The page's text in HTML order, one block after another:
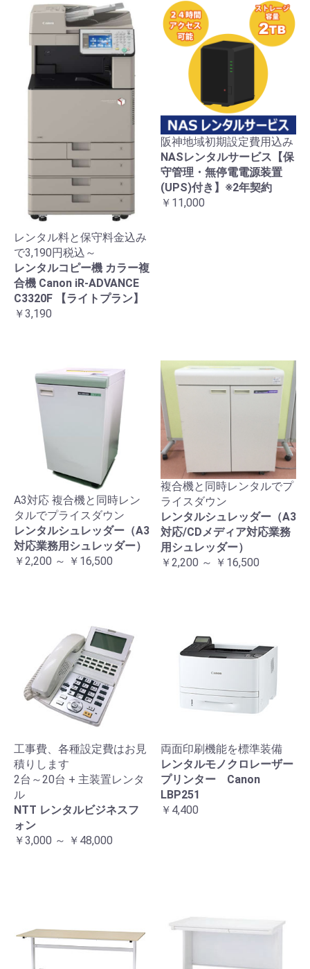
レンタル料と保守料金込み
で3,190円税込～
レンタルコピー機 カラー複
合機 Canon iR-ADVANCE
C3320F 【ライトプラン】
￥3,190
阪神地域初期設定費用込み
NASレンタルサービス【保
守管理・無停電電源装置
(UPS)付き】※2年契約
￥11,000
A3対応 複合機と同時レン
タルでプライスダウン
レンタルシュレッダー（A3
対応業務用シュレッダー）
￥2,200 ～ ￥16,500
複合機と同時レンタルでプ
ライスダウン
レンタルシュレッダー（A3
対応/CDメディア対応業務
用シュレッダー）
￥2,200 ～ ￥16,500
工事費、各種設定費はお見
積りします
2台～20台 + 主装置レンタ
ル
NTT レンタルビジネスフ
ォン
￥3,000 ～ ￥48,000
両面印刷機能を標準装備
レンタルモノクロレーザー
プリンター Canon
LBP251
￥4,400